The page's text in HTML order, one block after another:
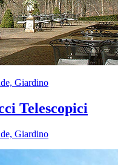
Giardino
Telescopici
Giardino